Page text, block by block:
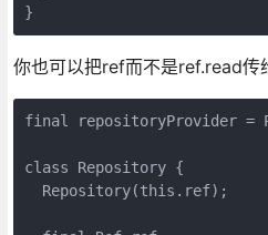
}
你也可以把ref而不是ref.read传
final repositoryProvider =
class Repository {
  Repository(this.ref);